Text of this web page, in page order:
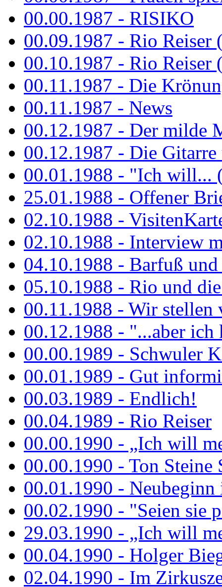
00.00.1987 - RISIKO
00.09.1987 - Rio Reiser
00.10.1987 - Rio Reiser
00.11.1987 - Die
00.11.1987 - News
00.12.1987 - Der milde
00.12.1987 - Die Gitarre
00.01.1988 - "Ich will...
25.01.1988 - Offener
02.10.1988 -
02.10.1988 - Interview
04.10.1988 - Barfuß und
05.10.1988 - Rio und
00.11.1988 - Wir stellen
00.12.1988 - "...aber ich
00.00.1989 - Schwuler
00.01.1989 - Gut
00.03.1989 - Endlich!
00.04.1989 - Rio Reiser
00.00.1990 - „Ich will
00.00.1990 - Ton Steine
00.01.1990 -
00.02.1990 - "Seien sie
29.03.1990 - „Ich will
00.04.1990 - Holger
02.04.1990 - Im